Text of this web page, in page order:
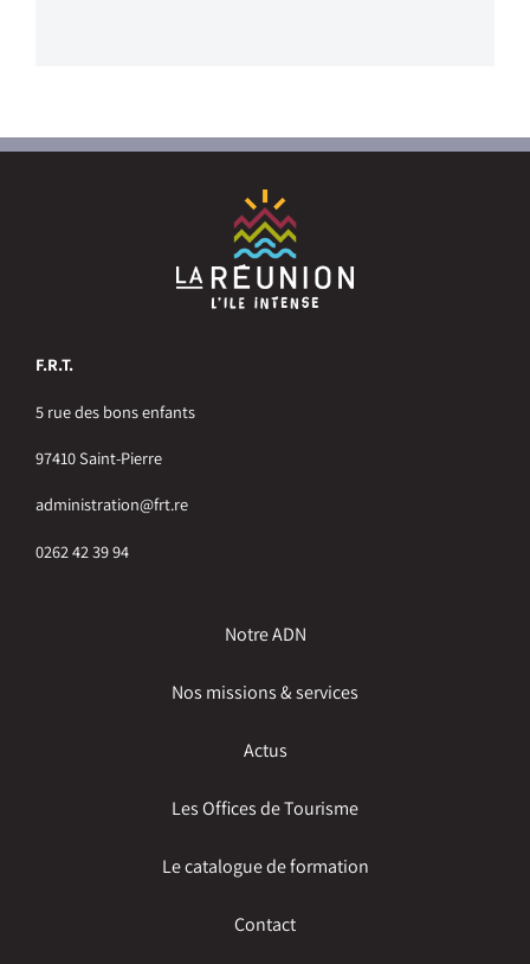
F.R.T.
5 rue des bons enfants
97410 Saint-Pierre
administration@frt.re
0262 42 39 94
Notre ADN
Nos missions & services
Actus
Les Offices de Tourisme
Le catalogue de formation
Contact